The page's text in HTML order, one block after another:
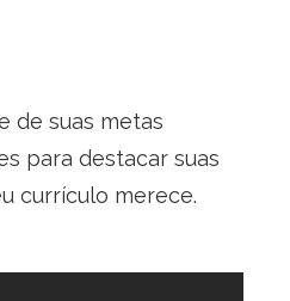
de suas metas
para destacar suas
currículo merece.